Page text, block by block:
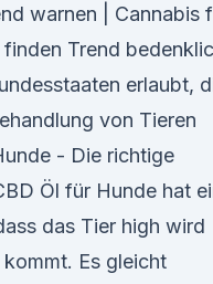
warnen | Cannabis
Trend
erlaubt,
von Tieren
- Die richtige
Öl für Hunde hat
das Tier high wird
Es gleicht